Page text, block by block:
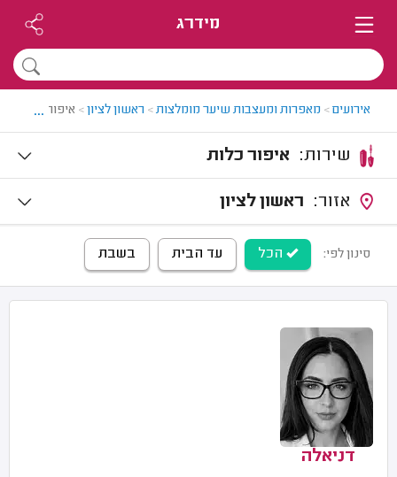
מידרג
אירועים> מאפרות ומעצבות שיער מומלצות> ראשון לציון> איפור כלות
...
איפור כלות
ראשון לציון
סינון לפי: הכל עד הבית בשבת
דניאלה